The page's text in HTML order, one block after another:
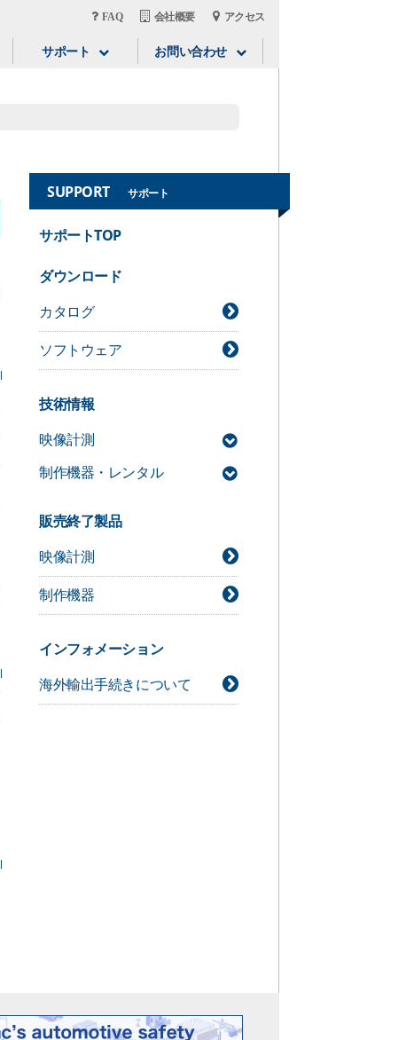
FAQ 会社概要 アクセス
サポート お問い合わせ
SUPPORT サポート
サポートTOP
ダウンロード
カタログ
ソフトウェア
技術情報
映像計測
MAC3D Systemサポート情報
制作機器・レンタル
シネレンズ技術情報
カメラアクセサリー技術情報
販売終了製品
映像計測
制作機器
インフォメーション
海外輸出手続きについて